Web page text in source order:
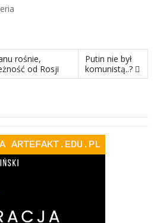
Kazachstanu rośnie,
rośnie,
od Rosji
następny
Putin nie był
komunistą..?